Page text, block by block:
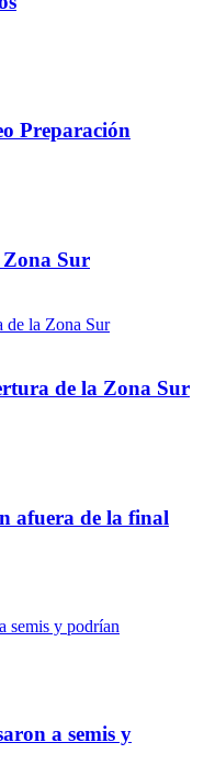
Preparación
Sur
de la Zona Sur
afuera de la final
a semis y